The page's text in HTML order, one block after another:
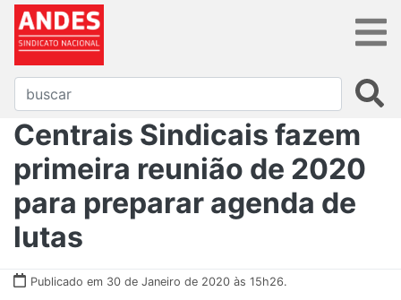
Centrais Sindicais fazem
primeira reunião de 2020
para preparar agenda de
lutas
Publicado em 30 de Janeiro de 2020 às 15h26.